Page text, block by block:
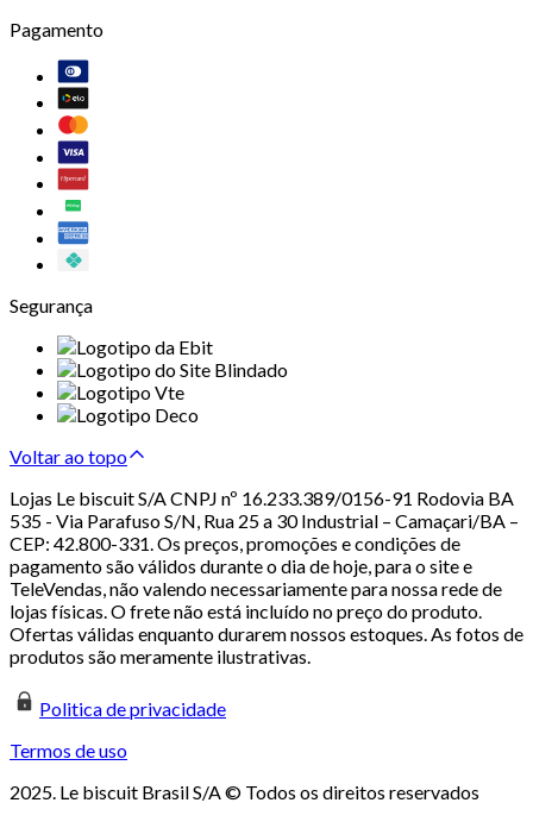
Pagamento
Segurança
Voltar ao topo
Lojas Le biscuit S/A CNPJ nº 16.233.389/0156-91 Rodovia BA
535 - Via Parafuso S/N, Rua 25 a 30 Industrial – Camaçari/BA –
CEP: 42.800-331. Os preços, promoções e condições de
pagamento são válidos durante o dia de hoje, para o site e
TeleVendas, não valendo necessariamente para nossa rede de
lojas físicas. O frete não está incluído no preço do produto.
Ofertas válidas enquanto durarem nossos estoques. As fotos de
produtos são meramente ilustrativas.
Politica de privacidade
Termos de uso
2025. Le biscuit Brasil S/A © Todos os direitos reservados